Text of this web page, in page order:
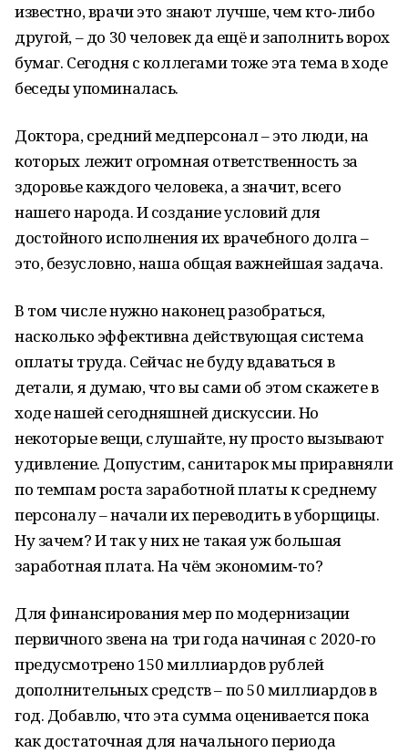
известно, врачи это знают лучше, чем кто‑либо
другой, – до 30 человек да ещё и заполнить ворох
бумаг. Сегодня с коллегами тоже эта тема в ходе
беседы упоминалась.
Доктора, средний медперсонал – это люди, на
которых лежит огромная ответственность за
здоровье каждого человека, а значит, всего
нашего народа. И создание условий для
достойного исполнения их врачебного долга –
это, безусловно, наша общая важнейшая задача.
В том числе нужно наконец разобраться,
насколько эффективна действующая система
оплаты труда. Сейчас не буду вдаваться в
детали, я думаю, что вы сами об этом скажете в
ходе нашей сегодняшней дискуссии. Но
некоторые вещи, слушайте, ну просто вызывают
удивление. Допустим, санитарок мы приравняли
по темпам роста заработной платы к среднему
персоналу – начали их переводить в уборщицы.
Ну зачем? И так у них не такая уж большая
заработная плата. На чём экономим‑то?
Для финансирования мер по модернизации
первичного звена на три года начиная с 2020‑го
предусмотрено 150 миллиардов рублей
дополнительных средств – по 50 миллиардов в
год. Добавлю, что эта сумма оценивается пока
как достаточная для начального периода